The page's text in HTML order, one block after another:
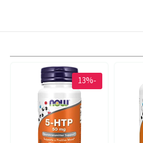
-13%